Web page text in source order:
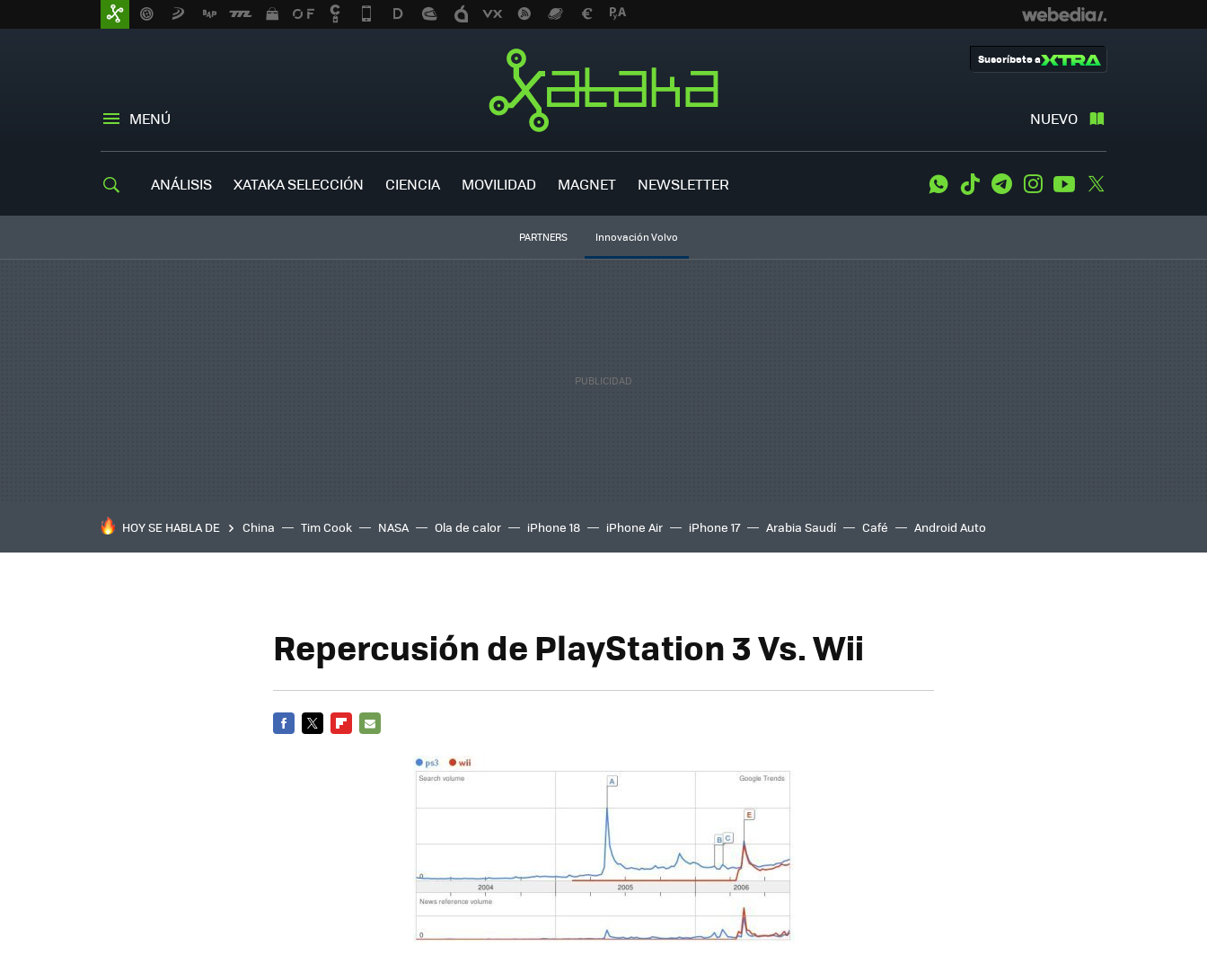
MENÚ NUEVO
Suscríbete a
ANÁLISIS XATAKA SELECCIÓN CIENCIA MOVILIDAD MAGNET NEWSLETTER WhatsApp
Tiktok TelegramInstagramYoutube
PARTNERS Innovación Volvo
HOY SE HABLA DE China Tim Cook NASA Ola de calor iPhone 18 iPhone Air iPhone 17 Arabia Saudí Café Android Auto
Repercusión de PlayStation 3 Vs. Wii